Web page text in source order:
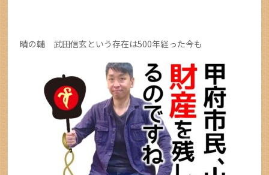
晴の輔 武田信玄という存在は500年経った今も